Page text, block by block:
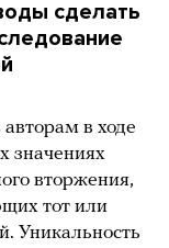
сделать
авторам в ходе
значениях
вторжения,
тот или
Уникальность